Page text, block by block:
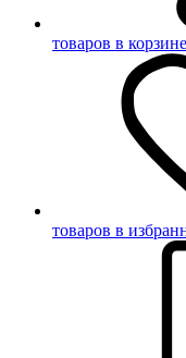
товаров в корзине
товаров в